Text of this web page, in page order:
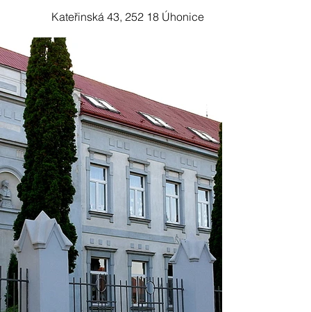
Kateřinská 43, 252 18 Úhonice